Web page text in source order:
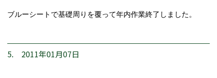
ブルーシートで基礎周りを覆って年内作業終了しました。
5. 2011年01月07日